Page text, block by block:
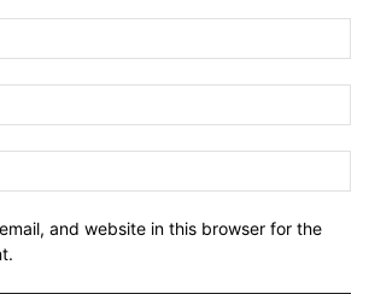
and website in this browser for the